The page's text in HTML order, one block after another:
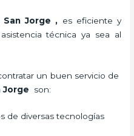
Jorge , es eficiente y
técnica ya sea al
un buen servicio de
Jorge
son:
de diversas tecnologías